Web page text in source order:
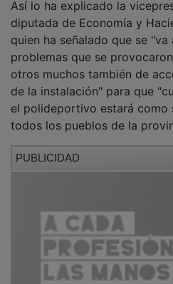
diputada de Economía y
quien ha señalado que se
problemas que se
otros muchos también de
de la instalación" para que
el polideportivo estará como
todos los pueblos de la